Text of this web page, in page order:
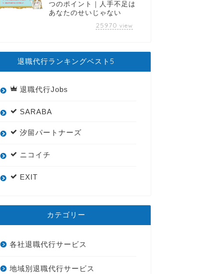
つのポイント｜人手不足は
あなたのせいじゃない
25970 view
退職代行ランキングベスト5
退職代行Jobs
SARABA
汐留パートナーズ
ニコイチ
EXIT
カテゴリー
各社退職代行サービス
地域別退職代行サービス